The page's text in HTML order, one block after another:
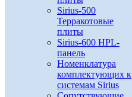
Sirius-500
Терракотовые
плиты
Sirius-600 HPL-
панель
Номенклатура
комплектующих к
системам Sirius